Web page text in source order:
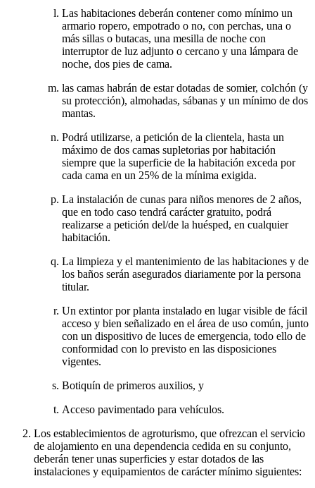
Las habitaciones deberán contener como mínimo un
armario ropero, empotrado o no, con perchas, una o
más sillas o butacas, una mesilla de noche con
interruptor de luz adjunto o cercano y una lámpara de
noche, dos pies de cama.
las camas habrán de estar dotadas de somier, colchón (y
su protección), almohadas, sábanas y un mínimo de dos
mantas.
Podrá utilizarse, a petición de la clientela, hasta un
máximo de dos camas supletorias por habitación
siempre que la superficie de la habitación exceda por
cada cama en un 25% de la mínima exigida.
La instalación de cunas para niños menores de 2 años,
que en todo caso tendrá carácter gratuito, podrá
realizarse a petición del/de la huésped, en cualquier
habitación.
La limpieza y el mantenimiento de las habitaciones y de
los baños serán asegurados diariamente por la persona
titular.
Un extintor por planta instalado en lugar visible de fácil
acceso y bien señalizado en el área de uso común, junto
con un dispositivo de luces de emergencia, todo ello de
conformidad con lo previsto en las disposiciones
vigentes.
Botiquín de primeros auxilios, y
Acceso pavimentado para vehículos.
Los establecimientos de agroturismo, que ofrezcan el servicio
de alojamiento en una dependencia cedida en su conjunto,
deberán tener unas superficies y estar dotados de las
instalaciones y equipamientos de carácter mínimo siguientes: